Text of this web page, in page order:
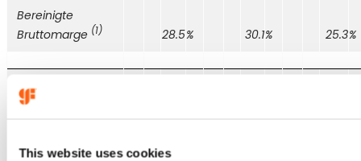
This website uses cookies
Bereinigte
Bruttomarge (1) 28.5% 30.1% 25.3%
Betriebsergebnis